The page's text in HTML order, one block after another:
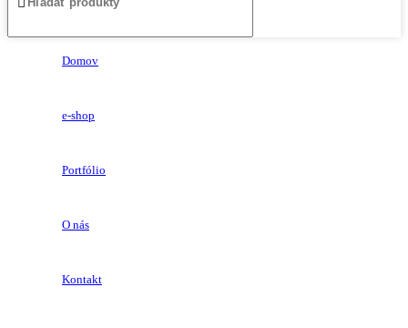
Domov
e-shop
Portfólio
O nás
Kontakt